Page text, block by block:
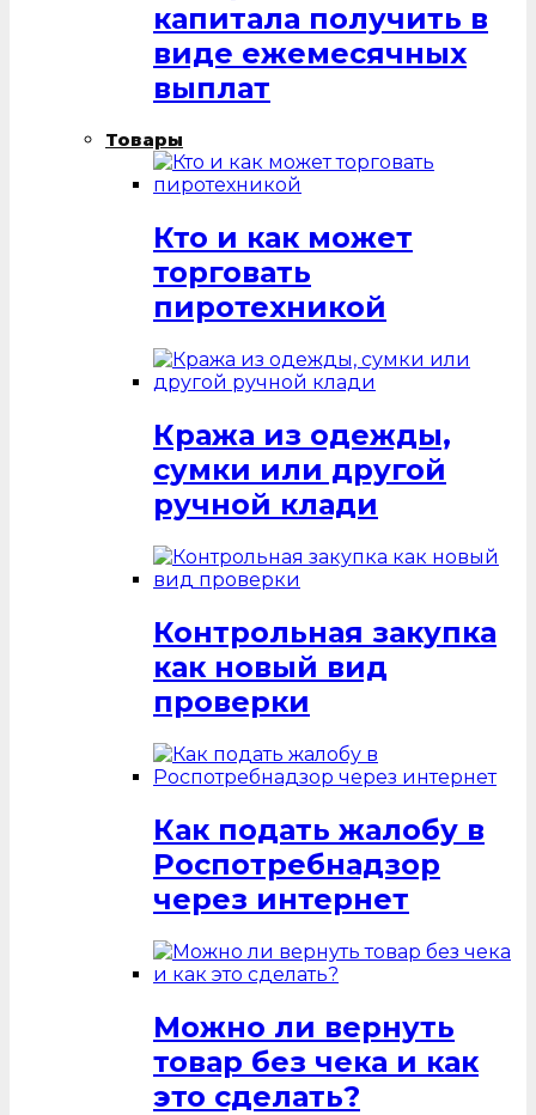
капитала получить в
виде ежемесячных
выплат
Товары
Кто и как может
торговать
пиротехникой
Кража из одежды,
сумки или другой
ручной клади
Контрольная закупка
как новый вид
проверки
Как подать жалобу в
Роспотребнадзор
через интернет
Можно ли вернуть
товар без чека и как
это сделать?